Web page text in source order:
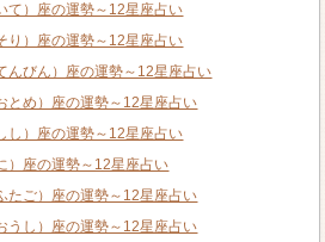
て）座の運勢～12星座占い
り）座の運勢～12星座占い
んびん）座の運勢～12星座占い
とめ）座の運勢～12星座占い
し）座の運勢～12星座占い
）座の運勢～12星座占い
たご）座の運勢～12星座占い
うし）座の運勢～12星座占い